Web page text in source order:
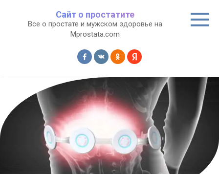
контенту
Сайт о простатите
Все о простате и мужском здоровье на
Mprostata.com